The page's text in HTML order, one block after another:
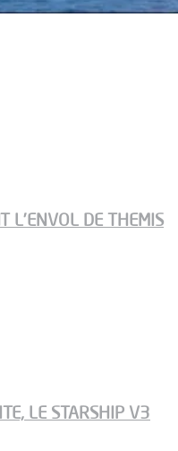
L’ENVOL DE THEMIS
LE STARSHIP V3